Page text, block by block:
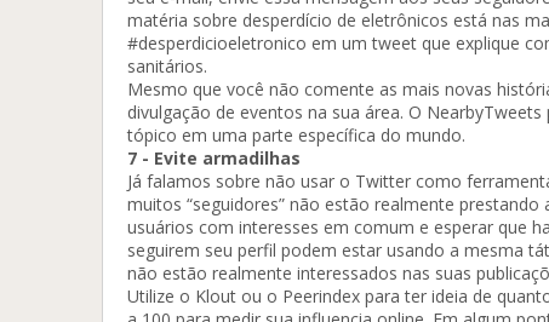
matéria sobre desperdício de eletrônicos está nas
#desperdicioeletronico em um tweet que explique
sanitários.
Mesmo que você não comente as mais novas
divulgação de eventos na sua área. O
tópico em uma parte específica do mundo.
7 - Evite armadilhas
Já falamos sobre não usar o Twitter como
muitos “seguidores” não estão realmente
usuários com interesses em comum e esperar que
seguirem seu perfil podem estar usando a mesma
não estão realmente interessados nas suas
Utilize o Klout ou o Peerindex para ter ideia de